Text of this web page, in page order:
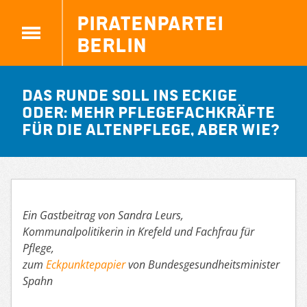
Piratenpartei
Berlin
Das Runde soll ins Eckige
oder: Mehr Pflegefachkräfte
für die Altenpflege, aber wie?
Ein Gastbeitrag von Sandra Leurs,
Kommunalpolitikerin in Krefeld und Fachfrau für
Pflege,
zum Eckpunktepapiervon Bundesgesundheitsminister
Spahn